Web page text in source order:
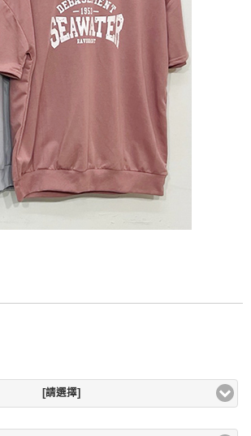
[請選擇]